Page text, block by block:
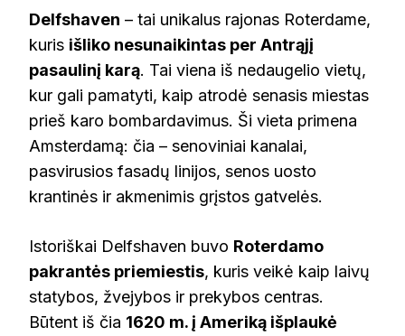
Delfshaven – tai unikalus rajonas Roterdame,
kuris išliko nesunaikintas per Antrąjį
pasaulinį karą. Tai viena iš nedaugelio vietų,
kur gali pamatyti, kaip atrodė senasis miestas
prieš karo bombardavimus. Ši vieta primena
Amsterdamą: čia – senoviniai kanalai,
pasvirusios fasadų linijos, senos uosto
krantinės ir akmenimis grįstos gatvelės.
Istoriškai Delfshaven buvo Roterdamo
pakrantės priemiestis, kuris veikė kaip laivų
statybos, žvejybos ir prekybos centras.
Būtent iš čia 1620 m. į Ameriką išplaukė